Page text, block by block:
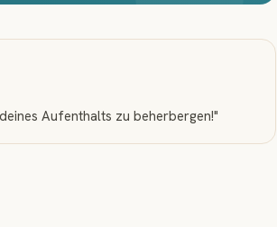
Aufenthalts zu beherbergen!"